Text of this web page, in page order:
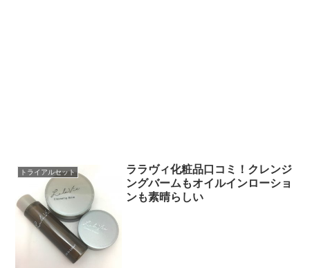
トライアルセット
ララヴィ化粧品口コミ！クレンジ
ングバームもオイルインローショ
ンも素晴らしい